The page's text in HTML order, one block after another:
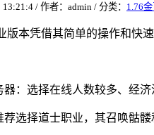
/ 作者：admin / 分类： 1.76
版本凭借其简单的操作和快
器：选择在线人数较多、经济
荐选择道士职业，其召唤骷髅